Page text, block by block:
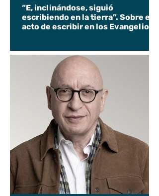
“E, inclinándose, siguió
escribiendo en la tierra”. Sobre el
acto de escribir en los Evangelios.